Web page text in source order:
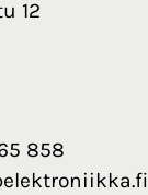
12
858